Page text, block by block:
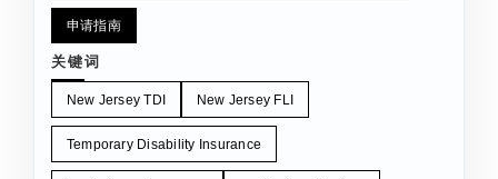
申请指南
关键词
New Jersey TDI New Jersey FLI
Temporary Disability Insurance